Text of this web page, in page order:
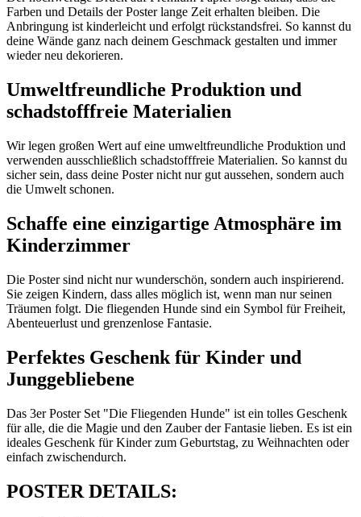
Farben und Details der Poster lange Zeit erhalten bleiben. Die
Anbringung ist kinderleicht und erfolgt rückstandsfrei. So kannst du
deine Wände ganz nach deinem Geschmack gestalten und immer
wieder neu dekorieren.
Umweltfreundliche Produktion und
schadstofffreie Materialien
Wir legen großen Wert auf eine umweltfreundliche Produktion und
verwenden ausschließlich schadstofffreie Materialien. So kannst du
sicher sein, dass deine Poster nicht nur gut aussehen, sondern auch
die Umwelt schonen.
Schaffe eine einzigartige Atmosphäre im
Kinderzimmer
Die Poster sind nicht nur wunderschön, sondern auch inspirierend.
Sie zeigen Kindern, dass alles möglich ist, wenn man nur seinen
Träumen folgt. Die fliegenden Hunde sind ein Symbol für Freiheit,
Abenteuerlust und grenzenlose Fantasie.
Perfektes Geschenk für Kinder und
Junggebliebene
Das 3er Poster Set "Die Fliegenden Hunde" ist ein tolles Geschenk
für alle, die die Magie und den Zauber der Fantasie lieben. Es ist ein
ideales Geschenk für Kinder zum Geburtstag, zu Weihnachten oder
einfach zwischendurch.
POSTER DETAILS: